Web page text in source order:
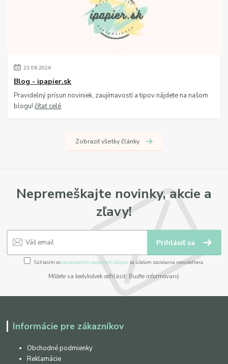
23.06.2026
Blog - ipapier.sk
Pravidelný prísun noviniek, zaujímavostí a tipov nájdete na našom
blogu!čítať celé
Zobraziť všetky články
Nepremeškajte novinky, akcie a
zľavy!
Prihlásiť sa
Súhlasím sospracovaním osobných údajov za účelom zasielania newslettera.
Môžete sa kedykoľvek odhlásiť. Buďte informovaný.
Informácie pre zákazníkov
Obchodné podmienky
Reklamácie